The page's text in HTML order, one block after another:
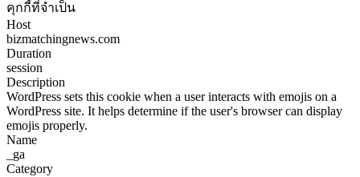
คุกกี้ที่จำเป็น
Host
bizmatchingnews.com
Duration
session
Description
WordPress sets this cookie when a user interacts with emojis on a
WordPress site. It helps determine if the user's browser can display
emojis properly.
Name
_ga
Category